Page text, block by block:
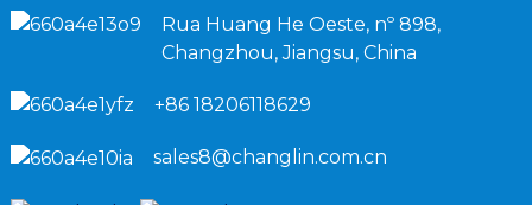
Rua Huang He Oeste, nº 898,
Changzhou, Jiangsu, China
+86 18206118629
sales8@changlin.com.cn